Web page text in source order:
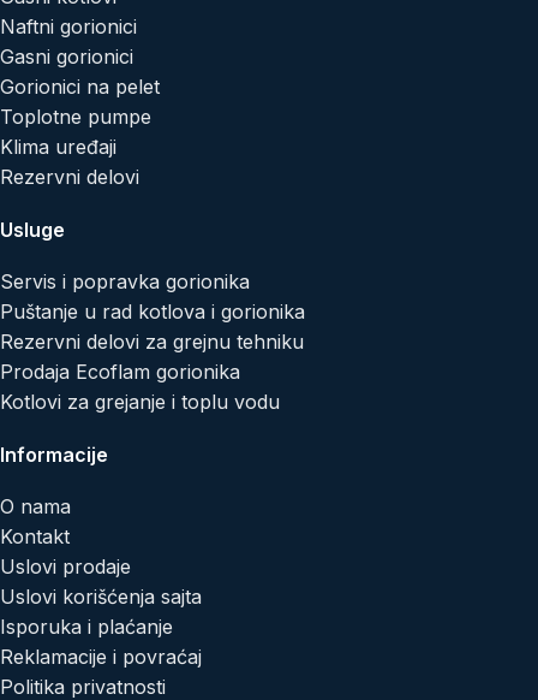
Naftni gorionici
Gasni gorionici
Gorionici na pelet
Toplotne pumpe
Klima uređaji
Rezervni delovi
Usluge
Servis i popravka gorionika
Puštanje u rad kotlova i gorionika
Rezervni delovi za grejnu tehniku
Prodaja Ecoflam gorionika
Kotlovi za grejanje i toplu vodu
Informacije
O nama
Kontakt
Uslovi prodaje
Uslovi korišćenja sajta
Isporuka i plaćanje
Reklamacije i povraćaj
Politika privatnosti